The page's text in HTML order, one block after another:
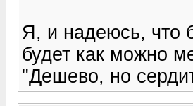
Я, и надеюсь, что
будет как можно
"Дешево, но